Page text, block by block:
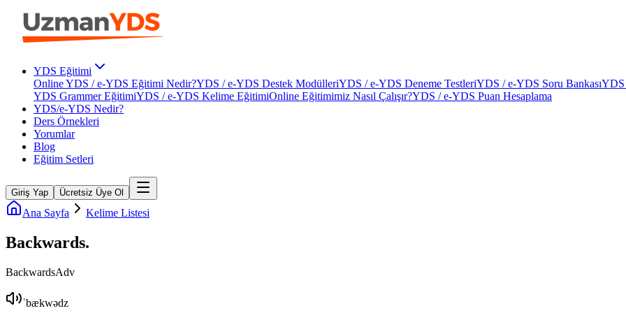
YDS Eğitimi
Online YDS / e-YDS Eğitimi Nedir?YDS / e-YDS Destek ModülleriYDS / e-YDS Deneme TestleriYDS / e-YDS Soru BankasıYDS
YDS Grammer EğitimiYDS / e-YDS Kelime EğitimiOnline Eğitimimiz Nasıl Çalışır?YDS / e-YDS Puan Hesaplama
YDS/e-YDS Nedir?
Ders Örnekleri
Yorumlar
Blog
Eğitim Setleri
Giriş Yap Ücretsiz Üye Ol
Ana Sayfa Kelime Listesi
Backwards.
BackwardsAdv
ˈbækwədz